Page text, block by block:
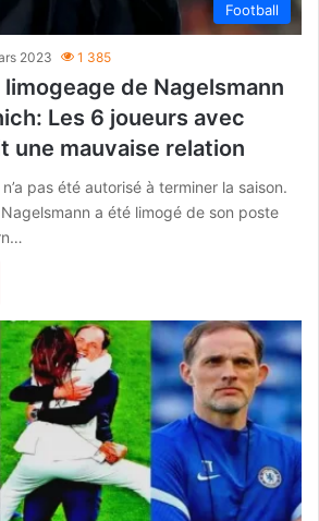
Football
2023 1 385
de Nagelsmann
Les 6 joueurs avec
une mauvaise relation
pas été autorisé à terminer la saison.
a été limogé de son poste